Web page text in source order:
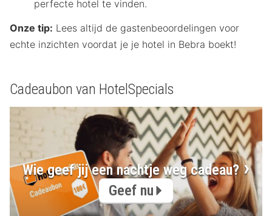
perfecte hotel te vinden.
Onze tip: Lees altijd de gastenbeoordelingen voor
echte inzichten voordat je je hotel in Bebra boekt!
Cadeaubon van HotelSpecials
Wie geef jij een nachtje weg cadeau?
Geef nu